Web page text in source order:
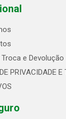
e Devolução
PRIVACIDADE E